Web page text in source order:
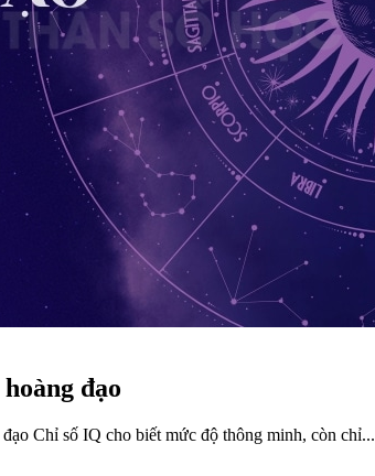
đạo
Chỉ số IQ cho biết mức độ thông minh, còn chỉ...